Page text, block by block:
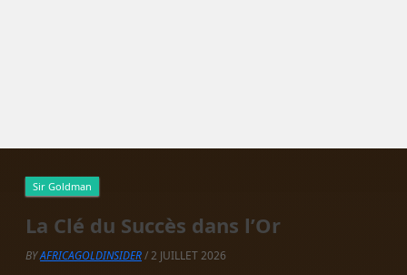
Sir Goldman
La Clé du Succès dans l’Or
BYAFRICAGOLDINSIDER/ 2 JUILLET 2026